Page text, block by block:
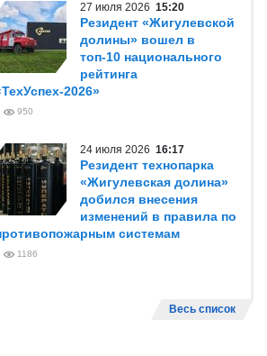
27 июля 2026 15:20
Резидент «Жигулевской
долины» вошел в
топ-10 национального
рейтинга
2026»
950
24 июля 2026 16:17
Резидент технопарка
«Жигулевская долина»
добился внесения
изменений в правила по
системам
1186
Весь список